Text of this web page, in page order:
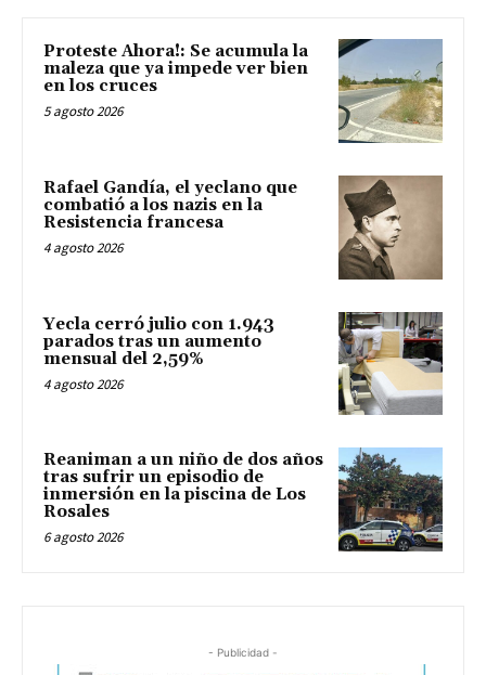
Proteste Ahora!: Se acumula la
maleza que ya impede ver bien
en los cruces
5 agosto 2026
Rafael Gandía, el yeclano que
combatió a los nazis en la
Resistencia francesa
4 agosto 2026
Yecla cerró julio con 1.943
parados tras un aumento
mensual del 2,59%
4 agosto 2026
Reaniman a un niño de dos años
tras sufrir un episodio de
inmersión en la piscina de Los
Rosales
6 agosto 2026
- Publicidad -